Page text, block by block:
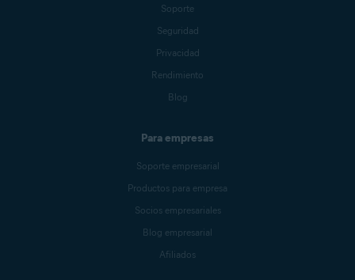
Soporte
Seguridad
Privacidad
Rendimiento
Blog
Para empresas
Soporte empresarial
Productos para empresa
Socios empresariales
Blog empresarial
Afiliados